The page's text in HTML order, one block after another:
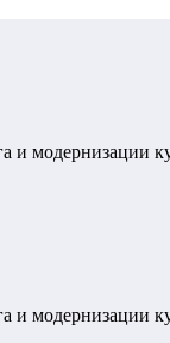
модернизации
модернизации